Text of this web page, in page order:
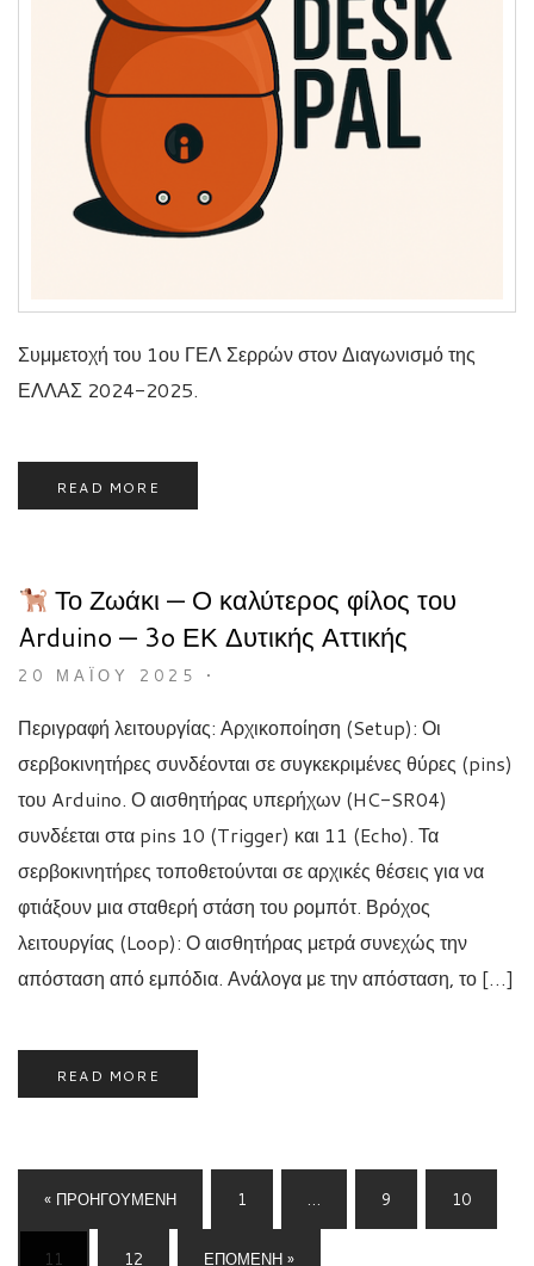
Συμμετοχή του 1ου ΓΕΛ Σερρών στον Διαγωνισμό της
ΕΛΛΑΣ 2024-2025.
READ MORE
Το Ζωάκι — Ο καλύτερος φίλος του
Arduino — 3o ΕΚ Δυτικής Αττικής
20 ΜΑΪ́ΟΥ 2025 •
Περιγραφή λειτουργίας: Αρχικοποίηση (Setup): Οι
σερβοκινητήρες συνδέονται σε συγκεκριμένες θύρες (pins)
του Arduino. Ο αισθητήρας υπερήχων (HC-SR04)
συνδέεται στα pins 10 (Trigger) και 11 (Echo). Τα
σερβοκινητήρες τοποθετούνται σε αρχικές θέσεις για να
φτιάξουν μια σταθερή στάση του ρομπότ. Βρόχος
λειτουργίας (Loop): Ο αισθητήρας μετρά συνεχώς την
απόσταση από εμπόδια. Ανάλογα με την απόσταση, το […]
READ MORE
« ΠΡΟΗΓΟΎΜΕΝΗ 1 … 9 10
11 12 ΕΠΌΜΕΝΗ »